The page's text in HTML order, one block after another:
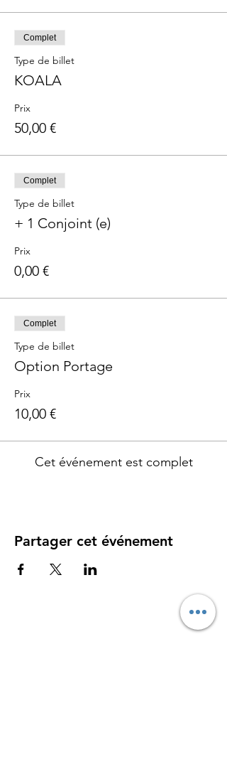
Complet
Type de billet
KOALA
Prix
50,00 €
Complet
Type de billet
+ 1 Conjoint (e)
Prix
0,00 €
Complet
Type de billet
Option Portage
Prix
10,00 €
Cet événement est complet
Partager cet événement